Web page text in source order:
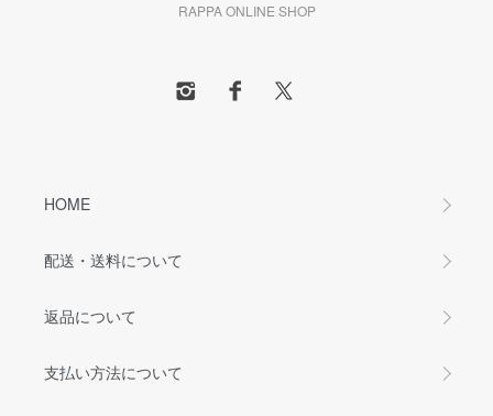
RAPPA ONLINE SHOP
HOME
配送・送料について
返品について
支払い方法について